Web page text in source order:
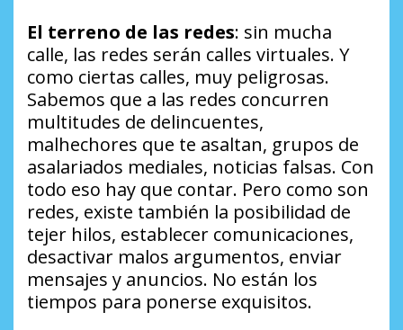
El terreno de las redes: sin mucha
calle, las redes serán calles virtuales. Y
como ciertas calles, muy peligrosas.
Sabemos que a las redes concurren
multitudes de delincuentes,
malhechores que te asaltan, grupos de
asalariados mediales, noticias falsas. Con
todo eso hay que contar. Pero como son
redes, existe también la posibilidad de
tejer hilos, establecer comunicaciones,
desactivar malos argumentos, enviar
mensajes y anuncios. No están los
tiempos para ponerse exquisitos.